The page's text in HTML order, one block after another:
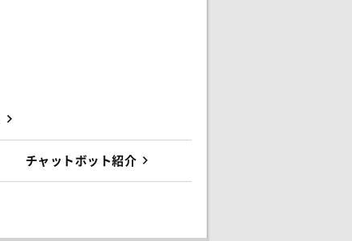
チャットボット紹介